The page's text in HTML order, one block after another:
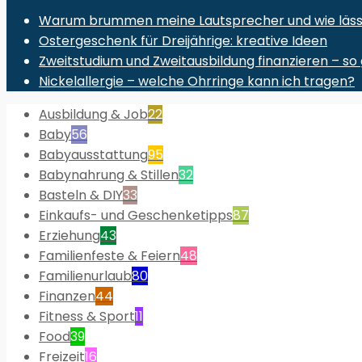
Warum brummen meine Lautsprecher und wie
Ostergeschenk für Dreijährige: kreative Ideen
Zweitstudium und Zweitausbildung finanzieren –
Nickelallergie – welche Ohrringe kann ich tragen?
Ausbildung & Job22
Baby56
Babyausstattung95
Babynahrung & Stillen32
Basteln & DIY33
Einkaufs- und Geschenketipps87
Erziehung43
Familienfeste & Feiern48
Familienurlaub80
Finanzen44
Fitness & Sport11
Food39
Freizeit16